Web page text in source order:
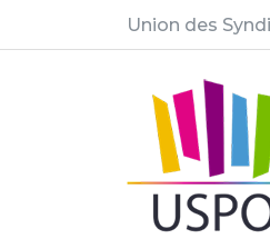
Union des